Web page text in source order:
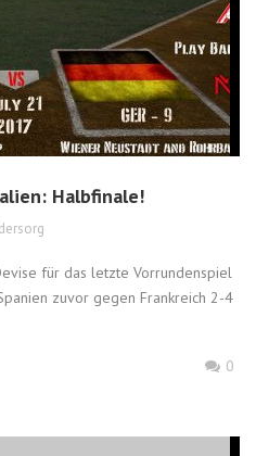
Halbfinale!
für das letzte Vorrundenspiel
zuvor gegen Frankreich 2-4
0